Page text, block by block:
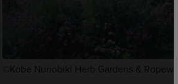
©Kobe Nunobiki Herb Gardens & Ropeway